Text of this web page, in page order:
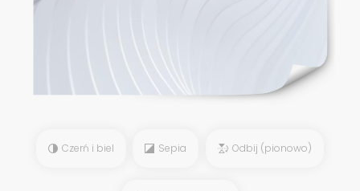
Czerń i biel Sepia Odbij (pionowo)